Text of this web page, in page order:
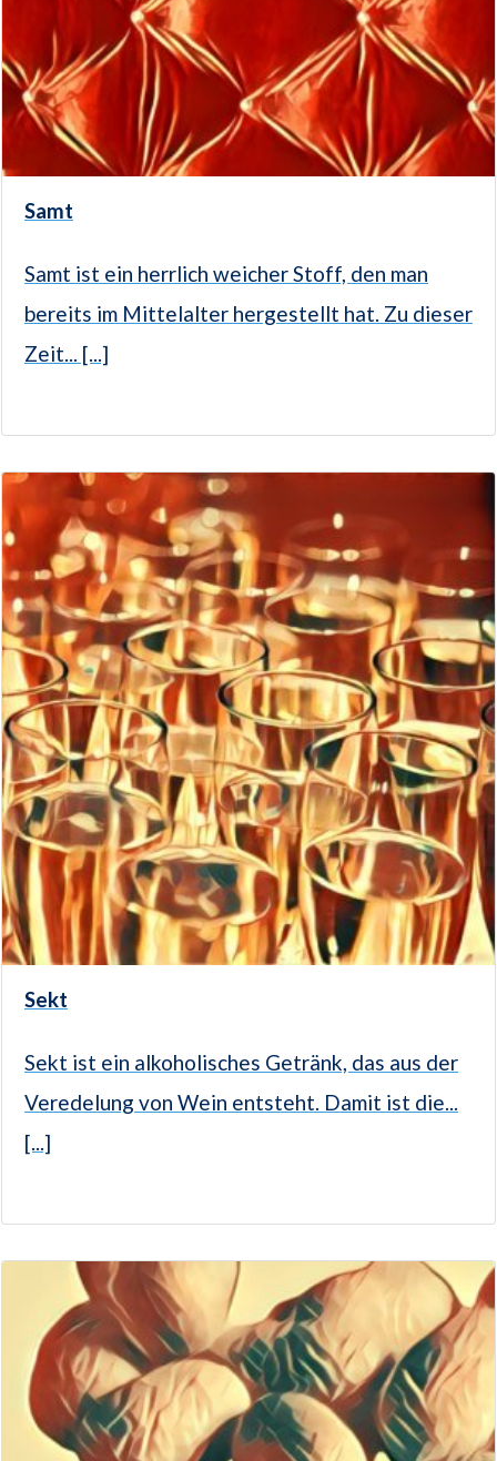
Samt
Samt ist ein herrlich weicher Stoff, den man
bereits im Mittelalter hergestellt hat. Zu dieser
Zeit... [...]
Sekt
Sekt ist ein alkoholisches Getränk, das aus der
Veredelung von Wein entsteht. Damit ist die...
[...]